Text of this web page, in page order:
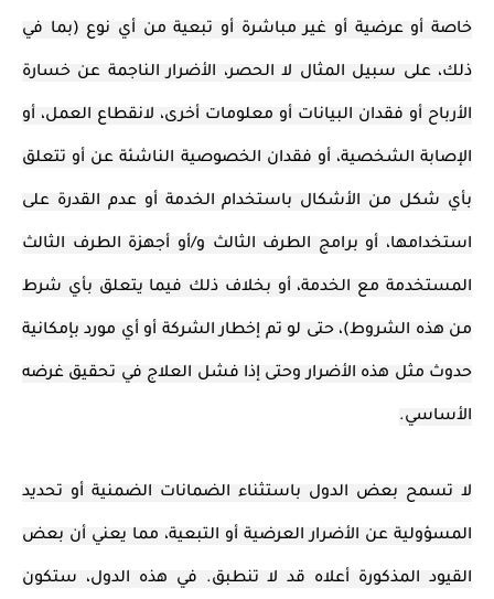
خاصة أو عرضية أو غير مباشرة أو تبعية من أي نوع (بما في
ذلك، على سبيل المثال لا الحصر، الأضرار الناجمة عن خسارة
الأرباح أو فقدان البيانات أو معلومات أخرى، لانقطاع العمل، أو
الإصابة الشخصية، أو فقدان الخصوصية الناشئة عن أو تتعلق
بأي شكل من الأشكال باستخدام الخدمة أو عدم القدرة على
استخدامها، أو برامج الطرف الثالث و/أو أجهزة الطرف الثالث
المستخدمة مع الخدمة، أو بخلاف ذلك فيما يتعلق بأي شرط
من هذه الشروط)، حتى لو تم إخطار الشركة أو أي مورد بإمكانية
حدوث مثل هذه الأضرار وحتى إذا فشل العلاج في تحقيق غرضه
الأساسي.
لا تسمح بعض الدول باستثناء الضمانات الضمنية أو تحديد
المسؤولية عن الأضرار العرضية أو التبعية، مما يعني أن بعض
القيود المذكورة أعلاه قد لا تنطبق. في هذه الدول، ستكون